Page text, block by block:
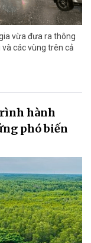
vừa đưa ra thông
các vùng trên cả
hành
phó biến